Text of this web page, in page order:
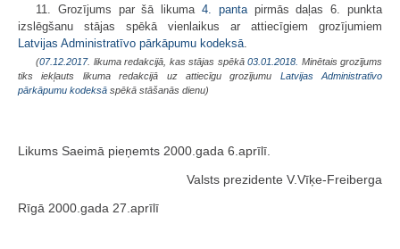
11. Grozījums par šā likuma 4. pantapirmās daļas 6. punkta
izslēgšanu stājas spēkā vienlaikus ar attiecīgiem grozījumiem
Latvijas Administratīvo pārkāpumu kodeksā.
(07.12.2017. likuma redakcijā, kas stājas spēkā 03.01.2018. Minētais grozījums
tiks iekļauts likuma redakcijā uz attiecīgu grozījumu Latvijas Administratīvo
pārkāpumu kodeksā spēkā stāšanās dienu)
Likums Saeimā pieņemts 2000.gada 6.aprīlī.
Valsts prezidente V.Vīķe-Freiberga
Rīgā 2000.gada 27.aprīlī